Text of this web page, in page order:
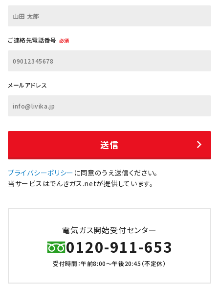
ご連絡先電話番号 必須
メールアドレス
プライバシーポリシー に同意のうえ送信ください。
当サービスはでんきガス.netが提供しています。
電気ガス開始受付センター
0120-911-653
受付時間：午前8:00～午後20:45（不定休）